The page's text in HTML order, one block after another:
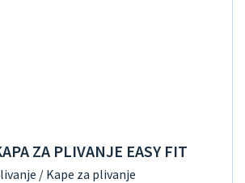
ZA PLIVANJE EASY FIT
/ Kape za plivanje